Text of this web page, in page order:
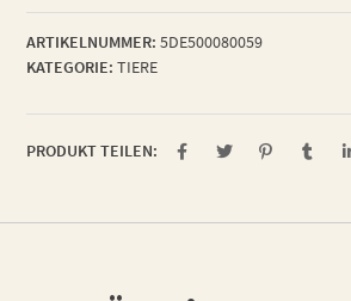
ARTIKELNUMMER: 5DE500080059
KATEGORIE: TIERE
PRODUKT TEILEN: